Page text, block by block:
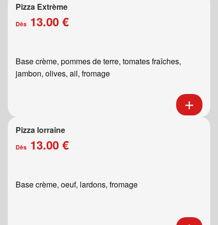
Pizza Extrème
Dès 13.00 €
Base crème, pommes de terre, tomates fraîches,
jambon, olives, ail, fromage
Pizza lorraine
Dès 13.00 €
Base crème, oeuf, lardons, fromage